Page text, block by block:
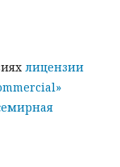
лицензии